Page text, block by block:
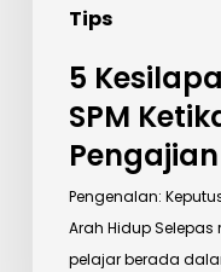
Tips
5
SPM
Pengajian
Pengenalan:
Arah Hidup Selepas
pelajar berada